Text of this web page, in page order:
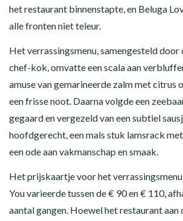
het restaurant binnenstapte, en Beluga
alle fronten niet teleur.
Het verrassingsmenu, samengesteld
chef-kok, omvatte een scala aan
amuse van gemarineerde zalm met citrus
een frisse noot. Daarna volgde een
gegaard en vergezeld van een subtiel
hoofdgerecht, een mals stuk lamsrack
een ode aan vakmanschap en smaak.
Het prijskaartje voor het
You varieerde tussen de € 90 en € 110,
aantal gangen. Hoewel het restaurant aan